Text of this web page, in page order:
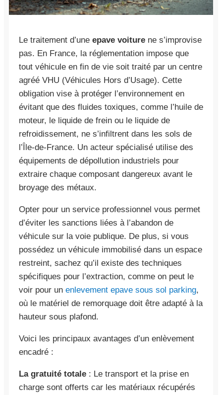
Le traitement d’une epave voiture ne s’improvise
pas. En France, la réglementation impose que
tout véhicule en fin de vie soit traité par un centre
agréé VHU (Véhicules Hors d’Usage). Cette
obligation vise à protéger l’environnement en
évitant que des fluides toxiques, comme l’huile de
moteur, le liquide de frein ou le liquide de
refroidissement, ne s’infiltrent dans les sols de
l’Île-de-France. Un acteur spécialisé utilise des
équipements de dépollution industriels pour
extraire chaque composant dangereux avant le
broyage des métaux.
Opter pour un service professionnel vous permet
d’éviter les sanctions liées à l’abandon de
véhicule sur la voie publique. De plus, si vous
possédez un véhicule immobilisé dans un espace
restreint, sachez qu’il existe des techniques
spécifiques pour l’extraction, comme on peut le
voir pour un enlevement epave sous sol parking,
où le matériel de remorquage doit être adapté à la
hauteur sous plafond.
Voici les principaux avantages d’un enlèvement
encadré :
La gratuité totale : Le transport et la prise en
charge sont offerts car les matériaux récupérés